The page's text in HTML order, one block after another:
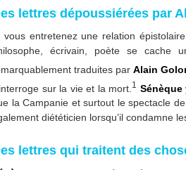
lettres dépoussiérées par
vous entretenez une relation
écrivain, poète se cache
traduites par Alain
sur la vie et la mort. 1 Sénèque
la Campanie et surtout le spectacle
diététicien lorsqu’il condamne
lettres qui traitent des